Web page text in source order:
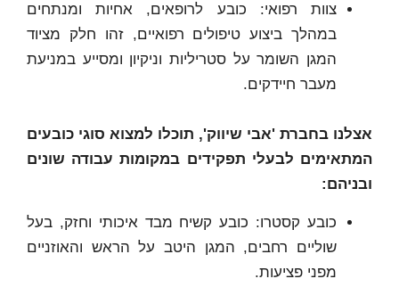
צוות רפואי: כובע לרופאים, אחיות ומנתחים
במהלך ביצוע טיפולים רפואיים, זהו חלק מציוד
המגן השומר על סטריליות וניקיון ומסייע במניעת
מעבר חיידקים.
אצלנו בחברת 'אבי שיווק', תוכלו למצוא סוגי כובעים
המתאימים לבעלי תפקידים במקומות עבודה שונים
ובניהם:
כובע קסטרו: כובע קשיח מבד איכותי וחזק, בעל
שוליים רחבים, המגן היטב על הראש והאוזניים
מפני פציעות.